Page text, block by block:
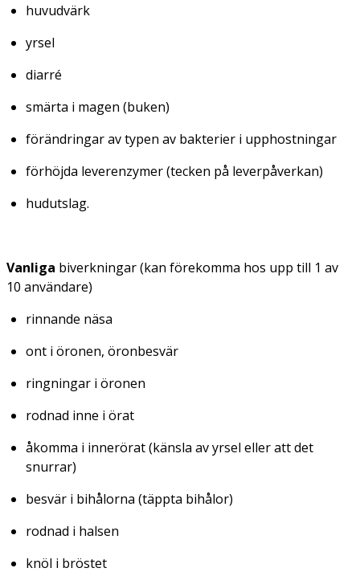
huvudvärk
yrsel
diarré
smärta i magen (buken)
förändringar av typen av bakterier i upphostningar
förhöjda leverenzymer (tecken på leverpåverkan)
hudutslag.
Vanliga biverkningar (kan förekomma hos upp till 1 av
10 användare)
rinnande näsa
ont i öronen, öronbesvär
ringningar i öronen
rodnad inne i örat
åkomma i innerörat (känsla av yrsel eller att det
snurrar)
besvär i bihålorna (täppta bihålor)
rodnad i halsen
knöl i bröstet